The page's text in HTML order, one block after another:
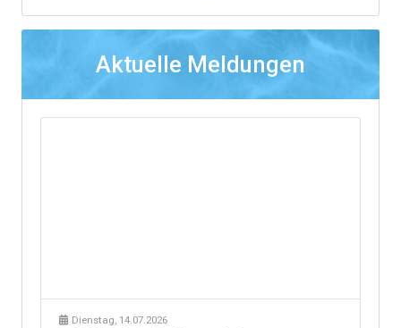
Aktuelle Meldungen
Dienstag, 14.07.2026